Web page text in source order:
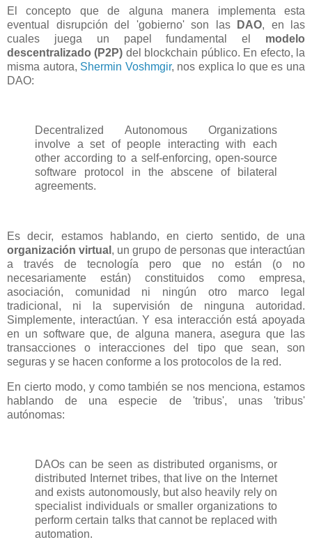
El concepto que de alguna manera implementa esta
eventual disrupción del 'gobierno' son las
DAO, en las
cuales juega un papel fundamental el modelo
descentralizado (P2P) del blockchain público. En efecto, la
misma autora, Shermin Voshmgir, nos explica lo que es una
DAO:
Decentralized Autonomous Organizations
involve a set of people interacting with each
other according to a self-enforcing, open-source
software protocol in the abscene of bilateral
agreements.
Es decir, estamos hablando, en cierto sentido, de una
organización virtual , un grupo de personas que interactúan
a través de tecnología pero que no están (o no
necesariamente están) constituidos como empresa,
asociación, comunidad ni ningún otro marco legal
tradicional, ni la supervisión de ninguna autoridad.
Simplemente, interactúan. Y esa interacción está apoyada
en un software que, de alguna manera, asegura que las
transacciones o interacciones del tipo que sean, son
seguras y se hacen conforme a los protocolos de la red.
En cierto modo, y como también se nos menciona, estamos
hablando de una especie de 'tribus', unas 'tribus'
autónomas:
DAOs can be seen as distributed organisms, or
distributed Internet tribes, that live on the Internet
and exists autonomously, but also heavily rely on
specialist individuals or smaller organizations to
perform certain talks that cannot be replaced with
automation.